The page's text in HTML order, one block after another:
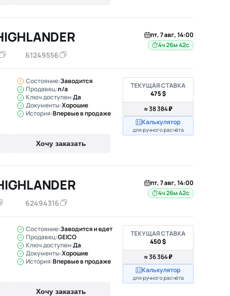
61249556
пт, 7 авг, 14:00
4ч 26м 41с
Состояние:Заводится
Продавец:n/a
Ключ доступен:Да
Документы:Хорошие
История:Впервые в продаже
Хочу заказать
ТЕКУЩАЯ СТАВКА
475 $
≈ 38 384 ₽
Калькулятор
для ручного расчёта
62494316
пт, 7 авг, 14:00
4ч 26м 41с
Состояние:Заводится и едет
Продавец:GEICO
Ключ доступен:Да
Документы:Хорошие
История:Впервые в продаже
Хочу заказать
ТЕКУЩАЯ СТАВКА
450 $
≈ 36 364 ₽
Калькулятор
для ручного расчёта